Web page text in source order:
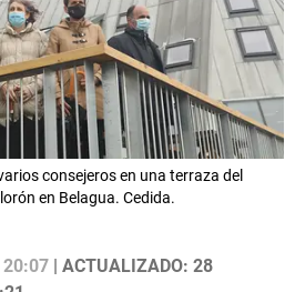
consejeros en una terraza del
en Belagua. Cedida.
20:07 | ACTUALIZADO: 28